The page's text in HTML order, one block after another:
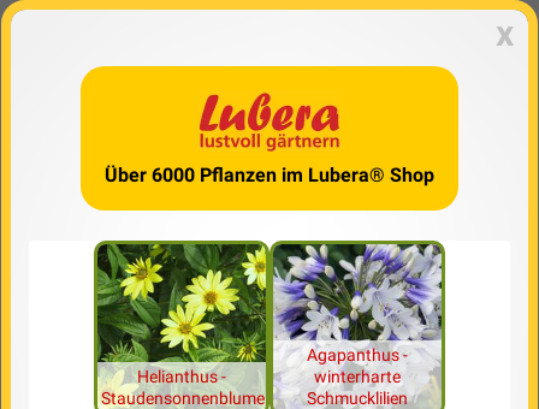
x
Über 6000 Pflanzen im Lubera® Shop
Helianthus -
Staudensonnenblume
Agapanthus -
winterharte
Schmucklilien